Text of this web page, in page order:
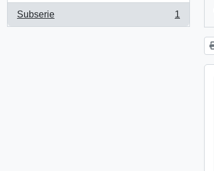
Subserie
, 1 resultados
1